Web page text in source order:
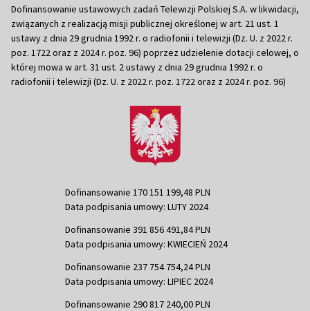
Dofinansowanie ustawowych zadań Telewizji Polskiej S.A. w likwidacji,
związanych z realizacją misji publicznej określonej w art. 21 ust. 1
ustawy z dnia 29 grudnia 1992 r. o radiofonii i telewizji (Dz. U. z 2022 r.
poz. 1722 oraz z 2024 r. poz. 96) poprzez udzielenie dotacji celowej, o
której mowa w art. 31 ust. 2 ustawy z dnia 29 grudnia 1992 r. o
radiofonii i telewizji (Dz. U. z 2022 r. poz. 1722 oraz z 2024 r. poz. 96)
Dofinansowanie 170 151 199,48 PLN
Data podpisania umowy: LUTY 2024
Dofinansowanie 391 856 491,84 PLN
Data podpisania umowy: KWIECIEŃ 2024
Dofinansowanie 237 754 754,24 PLN
Data podpisania umowy: LIPIEC 2024
Dofinansowanie 290 817 240,00 PLN